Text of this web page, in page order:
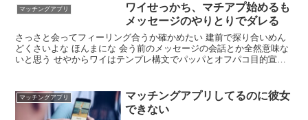
マッチングアプリ
ワイせっかち、マチアプ始めるも
メッセージのやりとりでダレる
さっさと会ってフィーリング合うか確かめたい 建前で探り合いめん
どくさいよな ほんまにな 会う前のメッセージの会話とか全然意味な
いと思う せやからワイはテンプレ構文でパッパとオフパコ目的宣言
マッチングアプリ
マッチングアプリしてるのに彼女
できない